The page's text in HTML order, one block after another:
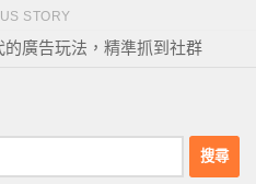
STORY
廣告玩法，精準抓到社群